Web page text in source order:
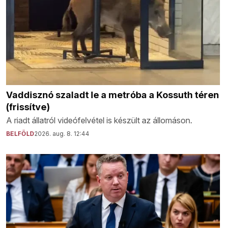
Vaddisznó szaladt le a metróba a Kossuth téren
(frissítve)
A riadt állatról videófelvétel is készült az állomáson.
BELFÖLD2026. aug. 8. 12:44